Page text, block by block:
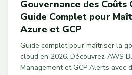
Gouvernance des Coûts
Guide Complet pour
Azure et GCP
Guide complet pour maîtriser la
cloud en 2026. Découvrez AWS
Management et GCP Alerts avec